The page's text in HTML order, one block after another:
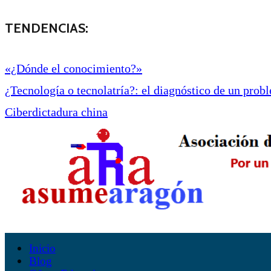
TENDENCIAS:
«¿Dónde el conocimiento?»
¿Tecnología o tecnolatría?: el diagnóstico de un
Ciberdictadura china
Inicio
Blog